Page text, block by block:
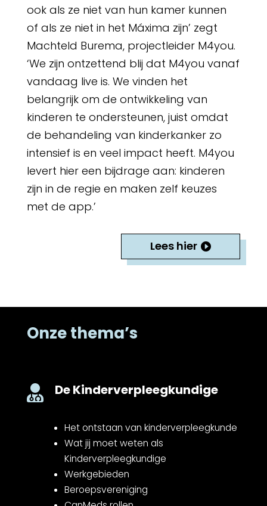
ook als ze niet van hun kamer kunnen
of als ze niet in het Máxima zijn’ zegt
Machteld Burema, projectleider M4you.
‘We zijn ontzettend blij dat M4you vanaf
vandaag live is. We vinden het
belangrijk om de ontwikkeling van
kinderen te ondersteunen, juist omdat
de behandeling van kinderkanker zo
intensief is en veel impact heeft. M4you
levert hier een bijdrage aan: kinderen
zijn in de regie en maken zelf keuzes
met de app.’
Lees hier
Onze thema’s
 De Kinderverpleegkundige
Het ontstaan van kinderverpleegkunde
Wat jij moet weten als
Kinderverpleegkundige
Werkgebieden
Beroepsvereniging